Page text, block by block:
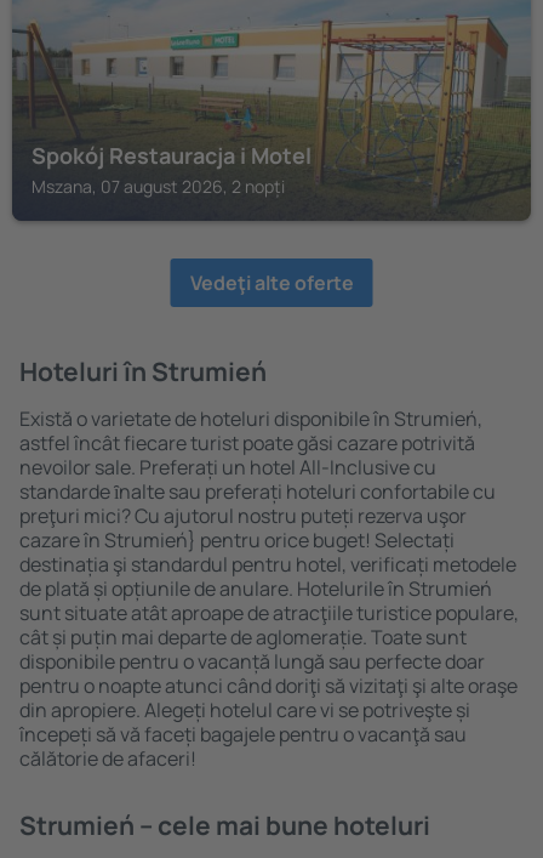
Spokój Restauracja i Motel
Mszana, 07 august 2026, 2 nopți
Vedeţi alte oferte
Hoteluri în Strumień
Există o varietate de hoteluri disponibile în Strumień,
astfel încât fiecare turist poate găsi cazare potrivită
nevoilor sale. Preferați un hotel All-Inclusive cu
standarde ȋnalte sau preferați hoteluri confortabile cu
preţuri mici? Cu ajutorul nostru puteți rezerva uşor
cazare în Strumień} pentru orice buget! Selectați
destinația şi standardul pentru hotel, verificați metodele
de plată și opțiunile de anulare. Hotelurile în Strumień
sunt situate atât aproape de atracţiile turistice populare,
cât și puțin mai departe de aglomerație. Toate sunt
disponibile pentru o vacanță lungă sau perfecte doar
pentru o noapte atunci când doriţi să vizitaţi şi alte oraşe
din apropiere. Alegeți hotelul care vi se potriveşte și
începeți să vă faceți bagajele pentru o vacanţă sau
călătorie de afaceri!
Strumień – cele mai bune hoteluri